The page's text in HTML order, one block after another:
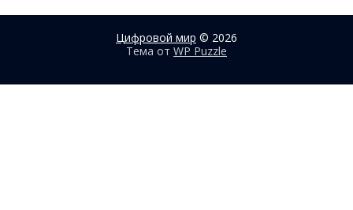
Цифровой мир © 2026
Тема от WP Puzzle